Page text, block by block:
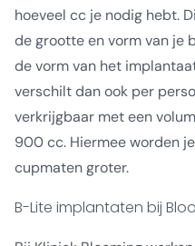
hoeveel cc je nodig hebt.
de grootte en vorm van je
de vorm van het
verschilt dan ook per
verkrijgbaar met een
900 cc. Hiermee worden
cupmaten groter.
B-Lite implantaten bij